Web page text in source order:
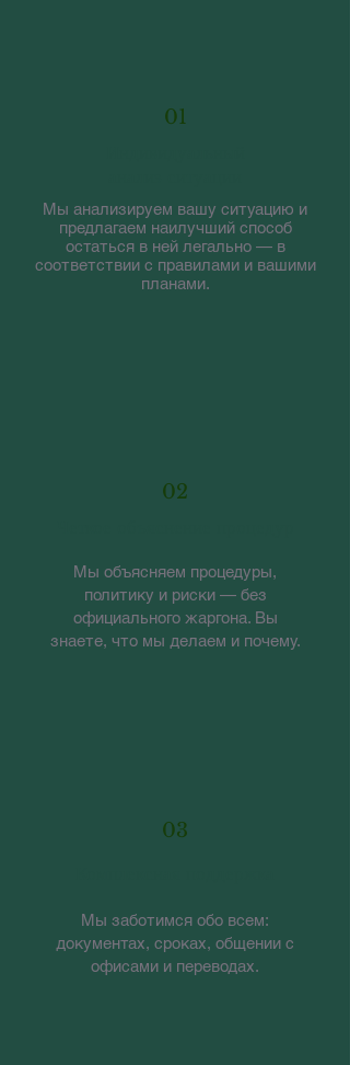
01
Мы анализируем вашу ситуацию и
предлагаем наилучший способ
остаться в ней легально — в
соответствии с правилами и вашими
планами.
02
Мы объясняем процедуры,
политику и риски — без
официального жаргона. Вы
знаете, что мы делаем и почему.
03
Мы заботимся обо всем:
документах, сроках, общении с
офисами и переводах.